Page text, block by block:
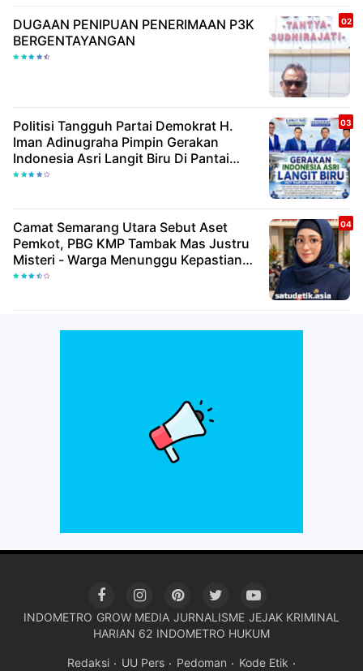
DUGAAN PENIPUAN PENERIMAAN P3K
BERGENTAYANGAN
Politisi Tangguh Partai Demokrat H.
Iman Adinugraha Pimpin Gerakan
Indonesia Asri Langit Biru Di Pantai
Citepus
Camat Semarang Utara Sebut Aset
Pemkot, PBG KMP Tambak Mas Justru
Misteri - Warga Menunggu Kepastian
Hukum
INDOMETRO GROW MEDIA JURNALISME JEJAK KRIMINAL
HARIAN 62 INDOMETRO HUKUM
Redaksi UU Pers Pedoman Kode Etik